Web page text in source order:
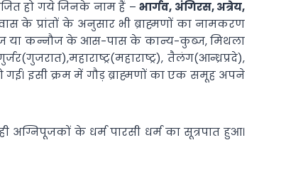
हो गये जिनके नाम हैं –भार्गव, अंगिरस, अत्रेय,
के प्रांतों के अनुसार भी ब्राह्मणों का नामकरण
या कन्नौज के आस-पास के कान्य-कुब्ज, मिथला
तैलंग(आन्ध्रप्रदे),
इसी क्रम में गौड़ ब्राह्मणों का एक समूह अपने
अग्निपूजकों के धर्म पारसी धर्म का सूत्रपात हुआ।